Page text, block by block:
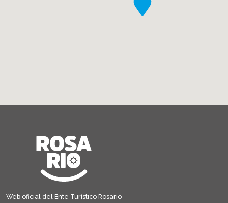
Web oficial del Ente Turístico Rosario